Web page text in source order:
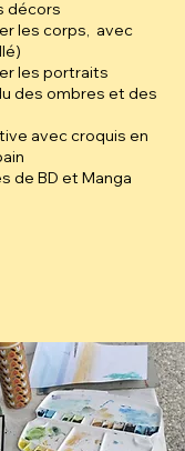
décors
les corps, avec
les portraits
des ombres et des
avec croquis en
de BD et Manga